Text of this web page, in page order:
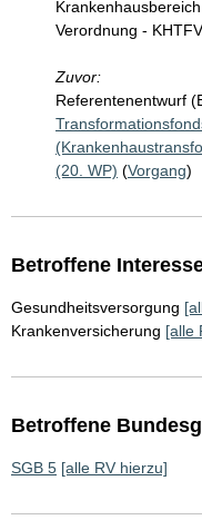
Verordnung -
Zuvor:
Referentenentwurf
(20. WP) (Vorgang)
Betroffene
Gesundheitsversorgung
Krankenversicherung [alle
Betroffene
SGB 5 [alle RV hierzu]